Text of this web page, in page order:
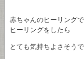
赤ちゃんのヒーリング
ヒーリングをしたら
とても気持ちよさそう